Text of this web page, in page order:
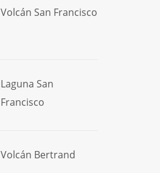
Volcán San Francisco
Laguna San
Francisco
Volcán Bertrand